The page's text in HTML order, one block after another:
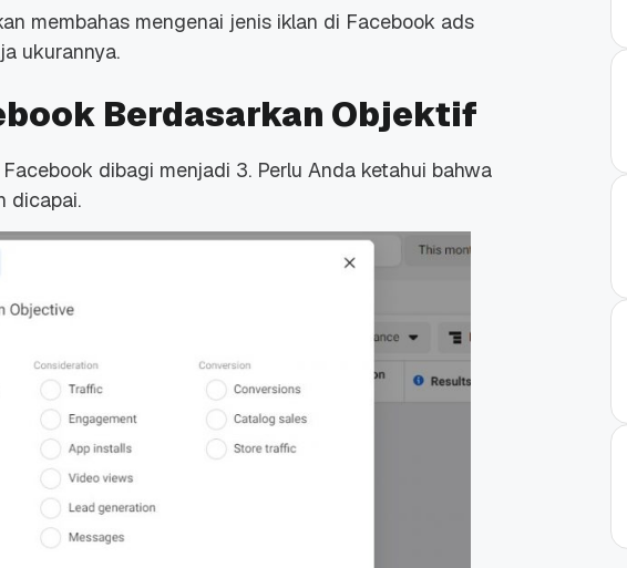
Lengkap Promo
.ID dan Diskon
2025 6
membahas mengenai jenis iklan di Facebook ads
ukurannya.
Berdasarkan Objektif
dibagi menjadi 3. Perlu Anda ketahui bahwa
dicapai.